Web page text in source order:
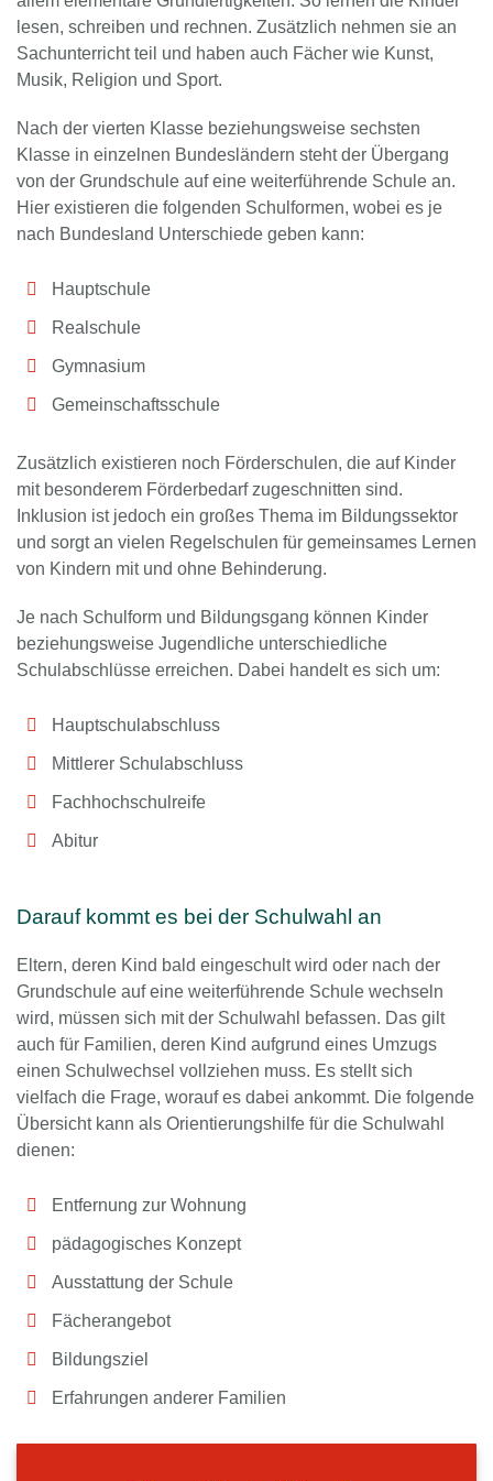
lesen, schreiben und rechnen. Zusätzlich nehmen sie an
Sachunterricht teil und haben auch Fächer wie Kunst,
Musik, Religion und Sport.
Nach der vierten Klasse beziehungsweise sechsten
Klasse in einzelnen Bundesländern steht der Übergang
von der Grundschule auf eine weiterführende Schule an.
Hier existieren die folgenden Schulformen, wobei es je
nach Bundesland Unterschiede geben kann:
Hauptschule
Realschule
Gymnasium
Gemeinschaftsschule
Zusätzlich existieren noch Förderschulen, die auf Kinder
mit besonderem Förderbedarf zugeschnitten sind.
Inklusion ist jedoch ein großes Thema im Bildungssektor
und sorgt an vielen Regelschulen für gemeinsames Lernen
von Kindern mit und ohne Behinderung.
Je nach Schulform und Bildungsgang können Kinder
beziehungsweise Jugendliche unterschiedliche
Schulabschlüsse erreichen. Dabei handelt es sich um:
Hauptschulabschluss
Mittlerer Schulabschluss
Fachhochschulreife
Abitur
Darauf kommt es bei der Schulwahl an
Eltern, deren Kind bald eingeschult wird oder nach der
Grundschule auf eine weiterführende Schule wechseln
wird, müssen sich mit der Schulwahl befassen. Das gilt
auch für Familien, deren Kind aufgrund eines Umzugs
einen Schulwechsel vollziehen muss. Es stellt sich
vielfach die Frage, worauf es dabei ankommt. Die folgende
Übersicht kann als Orientierungshilfe für die Schulwahl
dienen:
Entfernung zur Wohnung
pädagogisches Konzept
Ausstattung der Schule
Fächerangebot
Bildungsziel
Erfahrungen anderer Familien